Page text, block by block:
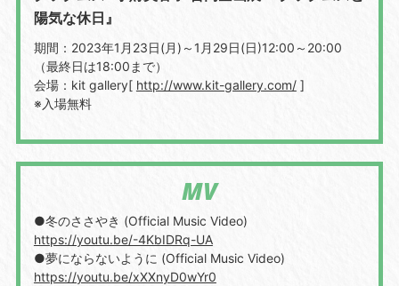
陽気な休日』
期間：2023年1月23日(月)～1月29日(日)12:00～20:00
（最終日は18:00まで）
会場：kit gallery[ http://www.kit-gallery.com/]
※入場無料
MV
●冬のささやき (Official Music Video)
https://youtu.be/-4KbIDRq-UA
●夢にならないように (Official Music Video)
https://youtu.be/xXXnyD0wYr0